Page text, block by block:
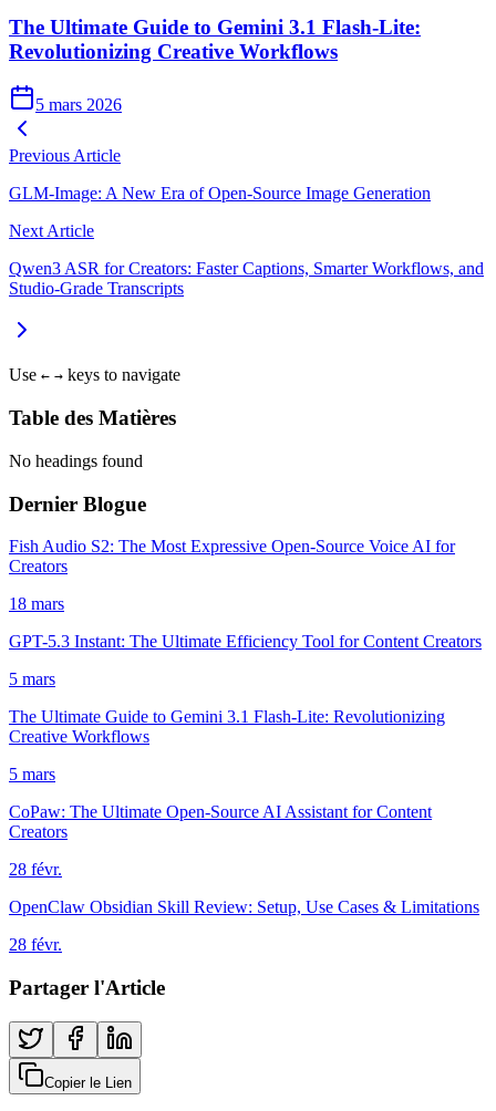
The Ultimate Guide to Gemini 3.1 Flash-Lite:
Revolutionizing Creative Workflows
5 mars 2026
Previous Article
GLM-Image: A New Era of Open-Source Image Generation
Next Article
Qwen3 ASR for Creators: Faster Captions, Smarter Workflows, and
Studio‑Grade Transcripts
Use ← → keys to navigate
Table des Matières
No headings found
Dernier Blogue
Fish Audio S2: The Most Expressive Open-Source Voice AI for
Creators
18 mars
GPT-5.3 Instant: The Ultimate Efficiency Tool for Content Creators
5 mars
The Ultimate Guide to Gemini 3.1 Flash-Lite: Revolutionizing
Creative Workflows
5 mars
CoPaw: The Ultimate Open-Source AI Assistant for Content
Creators
28 févr.
OpenClaw Obsidian Skill Review: Setup, Use Cases & Limitations
28 févr.
Partager l'Article
Copier le Lien